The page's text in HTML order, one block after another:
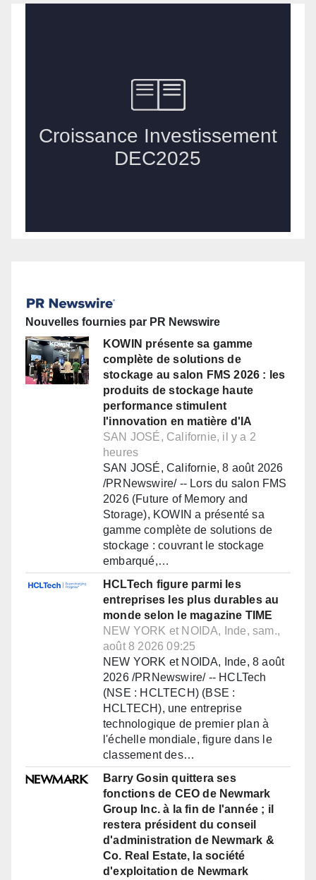
Nouvelles fournies par PR Newswire
KOWIN présente sa gamme
complète de solutions de
stockage au salon FMS 2026 : les
produits de stockage haute
performance stimulent
l'innovation en matière d'IA
SAN JOSÉ, Californie, il y a 2
heures
SAN JOSÉ, Californie, 8 août 2026
/PRNewswire/ -- Lors du salon FMS
2026 (Future of Memory and
Storage), KOWIN a présenté sa
gamme complète de solutions de
stockage : couvrant le stockage
embarqué,…
HCLTech figure parmi les
entreprises les plus durables au
monde selon le magazine TIME
NEW YORK et NOIDA, Inde, sam.,
août 8 2026 09:25
NEW YORK et NOIDA, Inde, 8 août
2026 /PRNewswire/ -- HCLTech
(NSE : HCLTECH) (BSE :
HCLTECH), une entreprise
technologique de premier plan à
l'échelle mondiale, figure dans le
classement des…
Barry Gosin quittera ses
fonctions de CEO de Newmark
Group Inc. à la fin de l'année ; il
restera président du conseil
d'administration de Newmark &
Co. Real Estate, la société
d'exploitation de Newmark